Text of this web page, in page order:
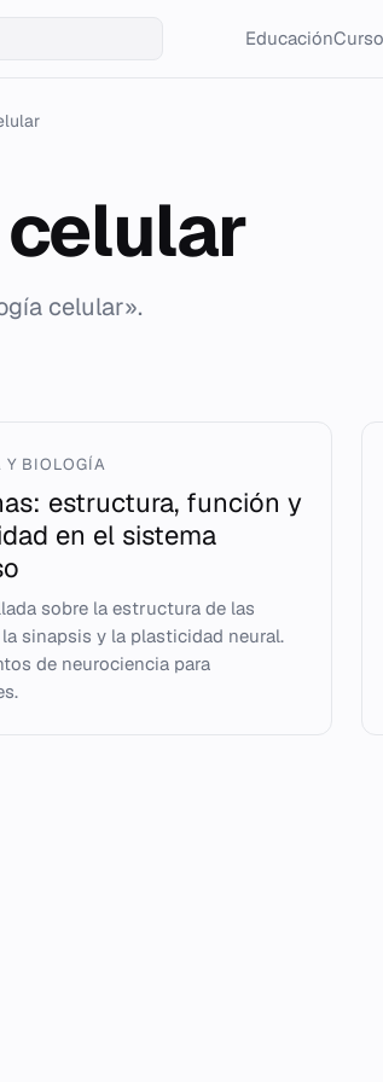
Educación
celular».
Y BIOLOGÍA
estructura, función y
en el sistema
sobre la estructura de las
sinapsis y la plasticidad neural.
de neurociencia para